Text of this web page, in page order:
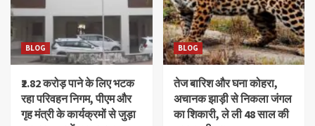
BLOG
₹2.82 करोड़ पाने के लिए भटक
रहा परिवहन निगम, पीएम और
गृह मंत्री के कार्यक्रमों से जुड़ा
BLOG
तेज बारिश और घना कोहरा,
अचानक झाड़ी से निकला जंगल
का शिकारी, ले ली 48 साल की